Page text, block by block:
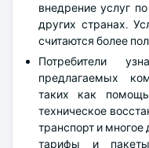
внедрение услуг
других странах.
считаются более
Потребители
предлагаемых
таких как
техническое
транспорт и
тарифы и